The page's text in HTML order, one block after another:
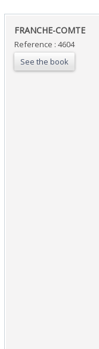
‎FRANCHE-COMTE‎
Reference : 4604
See the book